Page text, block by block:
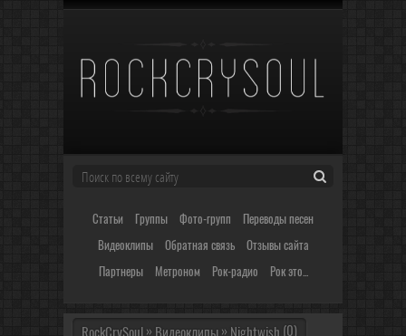
Статьи Группы Фото-групп
Переводы песен
Видеоклипы
Обратная связь
Отзывы сайта
Партнеры
Метроном Рок-радио Рок это...
RockCrySoul»Видеоклипы»Nightwish (0)